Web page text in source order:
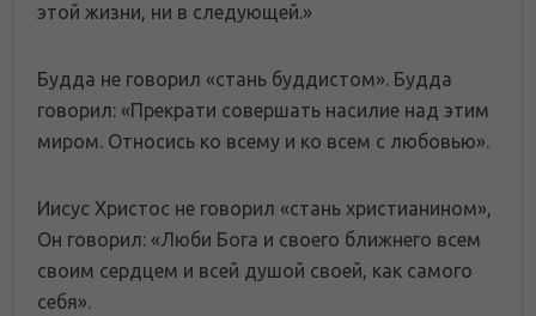
этой жизни, ни в следующей.»
Будда не говорил «стань буддистом». Будда
говорил: «Прекрати совершать насилие над этим
миром. Относись ко всему и ко всем с любовью».
Иисус Христос не говорил «стань христианином»,
Он говорил: «Люби Бога и своего ближнего всем
своим сердцем и всей душой своей, как самого
себя».